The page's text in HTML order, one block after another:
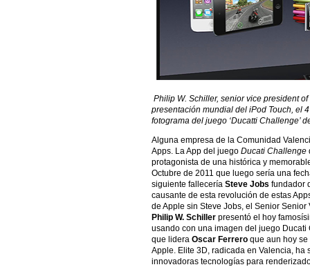
Philip W. Schiller, senior vice president
presentación mundial del iPod Touch, el
fotograma del juego ‘Ducatti Challenge’
Alguna empresa de la Comunidad
Apps. La App del juego Ducati Challenge
protagonista de una histórica y
Octubre de 2011 que luego sería una
siguiente fallecería Steve Jobs fundador
causante de esta revolución de estas
de Apple sin Steve Jobs, el Senior
Philip W. Schiller presentó el hoy
usando con una imagen del juego
que lidera Oscar Ferrero que aun hoy
Apple. Elite 3D, radicada en Valencia,
innovadoras tecnologías para